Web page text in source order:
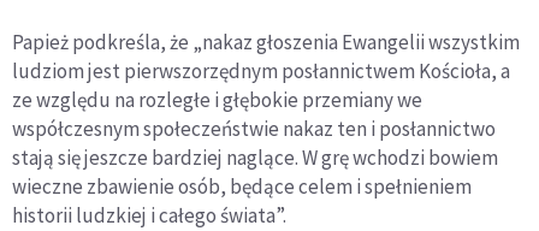
Papież podkreśla, że „nakaz głoszenia Ewangelii wszystkim
ludziom jest pierwszorzędnym posłannictwem Kościoła, a
ze względu na rozległe i głębokie przemiany we
współczesnym społeczeństwie nakaz ten i posłannictwo
stają się jeszcze bardziej naglące. W grę wchodzi bowiem
wieczne zbawienie osób, będące celem i spełnieniem
historii ludzkiej i całego świata”.